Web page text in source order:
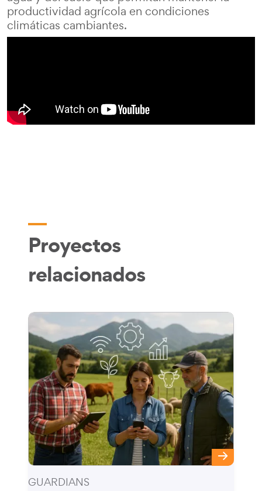
productividad agrícola en condiciones
climáticas cambiantes.
Proyectos
relacionados
GUARDIANS